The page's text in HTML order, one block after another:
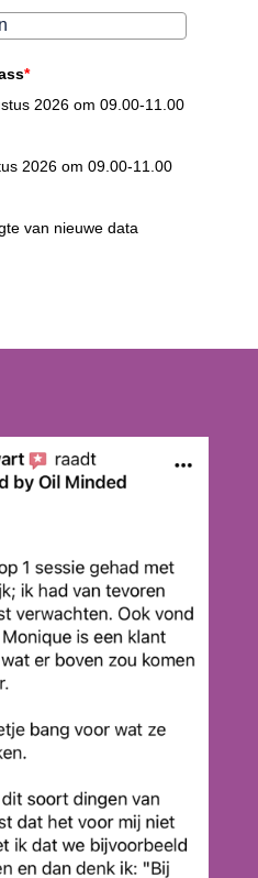
*
2026 om 09.00-11.00
2026 om 09.00-11.00
van nieuwe data